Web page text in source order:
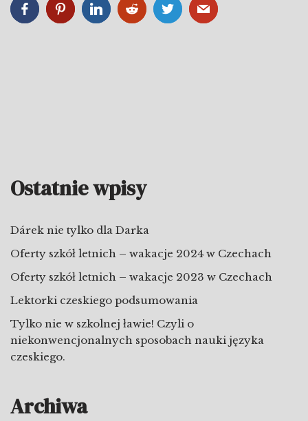
Ostatnie wpisy
Dárek nie tylko dla Darka
Oferty szkół letnich – wakacje 2024 w Czechach
Oferty szkół letnich – wakacje 2023 w Czechach
Lektorki czeskiego podsumowania
Tylko nie w szkolnej ławie! Czyli o
niekonwencjonalnych sposobach nauki języka
czeskiego.
Archiwa